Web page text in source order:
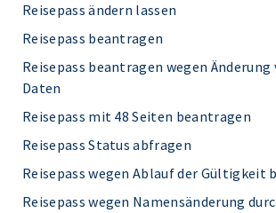
Reisepass ändern lassen
Reisepass beantragen
Reisepass beantragen wegen
Daten
Reisepass mit 48 Seiten beantragen
Reisepass Status abfragen
Reisepass wegen Ablauf der Gültigkeit
Reisepass wegen Namensänderung